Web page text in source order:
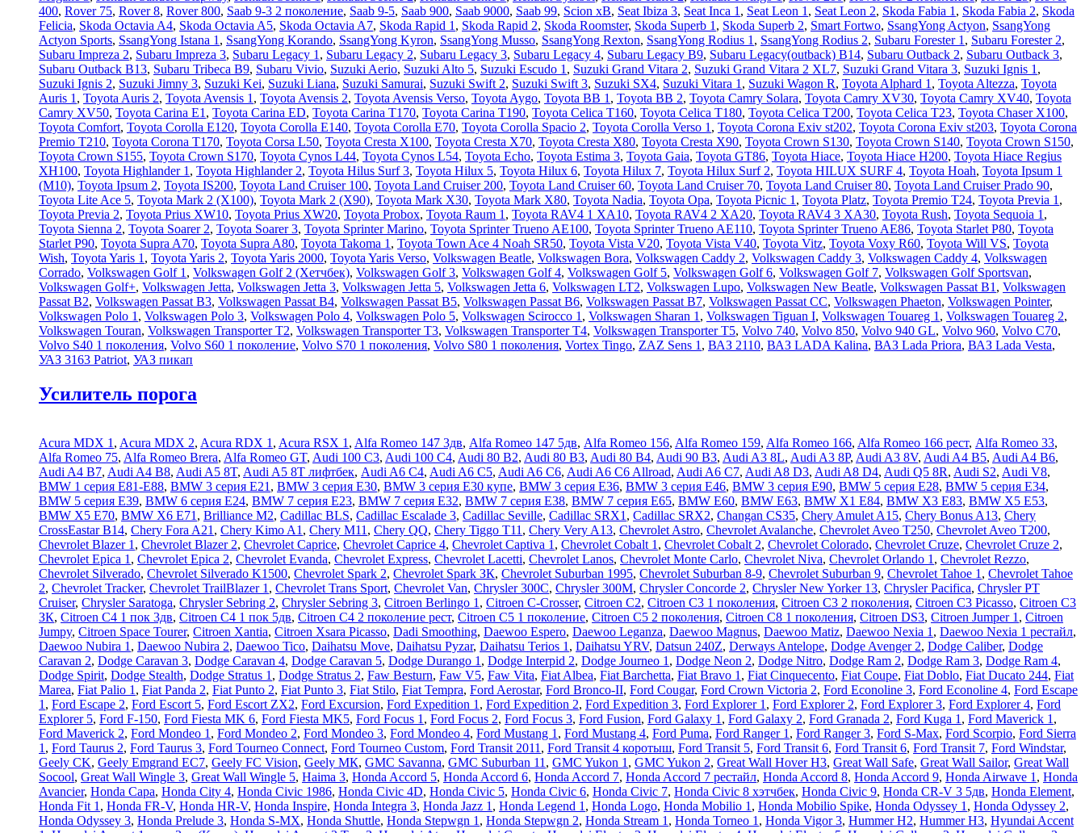
400, Rover 75, Rover 8, Rover 800, Saab 9-3 2 поколение, Saab 9-5, Saab 900, Saab 9000, Saab 99, Scion xB, Seat Ibiza 3, Seat Inca 1 , Seat Leon 1 , Seat Leon 2, Skoda Fabia 1 , Skoda Fabia 2, Skoda
Felicia, Skoda Octavia A4, Skoda Octavia A5, Skoda Octavia A7, Skoda Rapid 1 , Skoda Rapid 2, Skoda Roomster, Skoda Superb 1 , Skoda Superb 2, Smart Fortwo, SsangYong Actyon, SsangYong
Actyon Sports, SsangYong Istana 1 , SsangYong Korando, SsangYong Kyron, SsangYong Musso, SsangYong Rexton, SsangYong Rodius 1 , SsangYong Rodius 2, Subaru Forester 1 , Subaru Forester 2,
Subaru Impreza 2, Subaru Impreza 3, Subaru Legacy 1 , Subaru Legacy 2, Subaru Legacy 3, Subaru Legacy 4, Subaru Legacy B9, Subaru Legacy(outback) B14, Subaru Outback 2, Subaru Outback 3,
Subaru Outback B13, Subaru Tribeca B9, Subaru Vivio, Suzuki Aerio, Suzuki Alto 5, Suzuki Escudo 1 , Suzuki Grand Vitara 2, Suzuki Grand Vitara 2 XL7, Suzuki Grand Vitara 3, Suzuki Ignis 1 ,
Suzuki Ignis 2, Suzuki Jimny 3, Suzuki Kei, Suzuki Liana, Suzuki Samurai, Suzuki Swift 2, Suzuki Swift 3, Suzuki SX4, Suzuki Vitara 1 , Suzuki Wagon R, Toyota Alphard 1 , Toyota Altezza, Toyota
Auris 1 , Toyota Auris 2, Toyota Avensis 1 , Toyota Avensis 2, Toyota Avensis Verso, Toyota Aygo, Toyota BB 1 , Toyota BB 2, Toyota Camry Solara, Toyota Camry XV30, Toyota Camry XV40, Toyota
Camry XV50, Toyota Carina E1 , Toyota Carina ED, Toyota Carina T170, Toyota Carina T190, Toyota Celica T160, Toyota Celica T180, Toyota Celica T200, Toyota Celica T23, Toyota Chaser X100,
Toyota Comfort, Toyota Corolla E120, Toyota Corolla E140, Toyota Corolla E70, Toyota Corolla Spacio 2, Toyota Corolla Verso 1 , Toyota Corona Exiv st202, Toyota Corona Exiv st203, Toyota Corona
Premio T210, Toyota Corona T170, Toyota Corsa L50, Toyota Cresta X100, Toyota Cresta X70, Toyota Cresta X80, Toyota Cresta X90, Toyota Crown S130, Toyota Crown S140, Toyota Crown S150,
Toyota Crown S155, Toyota Crown S170, Toyota Cynos L44, Toyota Cynos L54, Toyota Echo, Toyota Estima 3, Toyota Gaia, Toyota GT86, Toyota Hiace, Toyota Hiace H200, Toyota Hiace Regius
XH100, Toyota Highlander 1 , Toyota Highlander 2, Toyota Hilus Surf 3, Toyota Hilux 5, Toyota Hilux 6, Toyota Hilux 7, Toyota Hilux Surf 2, Toyota HILUX SURF 4, Toyota Hoah, Toyota Ipsum 1
(М10), Toyota Ipsum 2, Toyota IS200, Toyota Land Cruiser 100, Toyota Land Cruiser 200, Toyota Land Cruiser 60, Toyota Land Cruiser 70, Toyota Land Cruiser 80, Toyota Land Cruiser Prado 90,
Toyota Lite Ace 5, Toyota Mark 2 (Х100), Toyota Mark 2 (Х90), Toyota Mark X30, Toyota Mark X80, Toyota Nadia, Toyota Opa, Toyota Picnic 1 , Toyota Platz, Toyota Premio T24, Toyota Previa 1 ,
Toyota Previa 2, Toyota Prius XW10, Toyota Prius XW20, Toyota Probox, Toyota Raum 1 , Toyota RAV4 1 XA10, Toyota RAV4 2 XA20, Toyota RAV4 3 XA30, Toyota Rush, Toyota Sequoia 1 ,
Toyota Sienna 2, Toyota Soarer 2, Toyota Soarer 3, Toyota Sprinter Marino, Toyota Sprinter Trueno AE100, Toyota Sprinter Trueno AE110, Toyota Sprinter Trueno AE86, Toyota Starlet P80, Toyota
Starlet P90, Toyota Supra A70, Toyota Supra A80, Toyota Takoma 1 , Toyota Town Ace 4 Noah SR50, Toyota Vista V20, Toyota Vista V40, Toyota Vitz, Toyota Voxy R60, Toyota Will VS, Toyota
Wish, Toyota Yaris 1 , Toyota Yaris 2, Toyota Yaris 2000, Toyota Yaris Verso, Volkswagen Beatle, Volkswagen Bora, Volkswagen Caddy 2, Volkswagen Caddy 3, Volkswagen Caddy 4, Volkswagen
Corrado, Volkswagen Golf 1 , Volkswagen Golf 2 (Хетчбек), Volkswagen Golf 3, Volkswagen Golf 4, Volkswagen Golf 5, Volkswagen Golf 6, Volkswagen Golf 7, Volkswagen Golf Sportsvan,
Volkswagen Golf+, Volkswagen Jetta, Volkswagen Jetta 3, Volkswagen Jetta 5, Volkswagen Jetta 6, Volkswagen LT2, Volkswagen Lupo, Volkswagen New Beatle, Volkswagen Passat B1 , Volkswagen
Passat B2, Volkswagen Passat B3, Volkswagen Passat B4, Volkswagen Passat B5, Volkswagen Passat B6, Volkswagen Passat B7, Volkswagen Passat CC, Volkswagen Phaeton, Volkswagen Pointer,
Volkswagen Polo 1 , Volkswagen Polo 3, Volkswagen Polo 4, Volkswagen Polo 5, Volkswagen Scirocco 1 , Volkswagen Sharan 1 , Volkswagen Tiguan I, Volkswagen Touareg 1 , Volkswagen Touareg 2,
Volkswagen Touran, Volkswagen Transporter T2, Volkswagen Transporter T3, Volkswagen Transporter T4, Volkswagen Transporter T5, Volvo 740, Volvo 850, Volvo 940 GL, Volvo 960, Volvo C70,
Volvo S40 1 поколения, Volvo S60 1 поколение, Volvo S70 1 поколения, Volvo S80 1 поколения, Vortex Tingo, ZAZ Sens 1 , ВАЗ 2110, ВАЗ LADA Kalina, ВАЗ Lada Priora, ВАЗ Lada Vesta,
УАЗ 3163 Patriot, УАЗ пикап
Усилитель порога
Acura MDX 1 , Acura MDX 2, Acura RDX 1 , Acura RSX 1 , Alfa Romeo 147 3дв, Alfa Romeo 147 5дв, Alfa Romeo 156, Alfa Romeo 159, Alfa Romeo 166, Alfa Romeo 166 рест, Alfa Romeo 33,
Alfa Romeo 75, Alfa Romeo Brera, Alfa Romeo GT, Audi 100 C3, Audi 100 C4, Audi 80 B2, Audi 80 B3, Audi 80 B4, Audi 90 B3, Audi A3 8L, Audi A3 8P, Audi A3 8V, Audi A4 B5, Audi A4 B6,
Audi A4 B7, Audi A4 B8, Audi A5 8T, Audi A5 8T лифтбек, Audi A6 C4, Audi A6 C5, Audi A6 C6, Audi A6 C6 Allroad, Audi A6 C7, Audi A8 D3, Audi A8 D4, Audi Q5 8R, Audi S2, Audi V8,
BMW 1 серия E81-E88, BMW 3 серия E21 , BMW 3 серия E30, BMW 3 серия E30 купе, BMW 3 серия E36, BMW 3 серия E46, BMW 3 серия E90, BMW 5 серия E28, BMW 5 серия E34,
BMW 5 серия E39, BMW 6 серия E24, BMW 7 серия E23, BMW 7 серия E32, BMW 7 серия E38, BMW 7 серия E65, BMW E60, BMW E63, BMW X1 E84, BMW X3 E83, BMW X5 E53,
BMW X5 E70, BMW X6 E71 , Brilliance M2, Cadillac BLS, Cadillac Escalade 3, Cadillac Seville, Cadillac SRX1 , Cadillac SRX2, Changan CS35, Chery Amulet A15, Chery Bonus A13, Chery
CrossEastar B14, Chery Fora A21 , Chery Kimo A1 , Chery M11 , Chery QQ, Chery Tiggo T11 , Chery Very A13, Chevrolet Astro, Chevrolet Avalanche, Chevrolet Aveo T250, Chevrolet Aveo Т200,
Chevrolet Blazer 1 , Chevrolet Blazer 2, Chevrolet Caprice, Chevrolet Caprice 4, Chevrolet Captiva 1 , Chevrolet Cobalt 1 , Chevrolet Cobalt 2, Chevrolet Colorado, Chevrolet Cruze, Chevrolet Cruze 2,
Chevrolet Epica 1 , Chevrolet Epica 2, Chevrolet Evanda, Chevrolet Express, Chevrolet Lacetti, Chevrolet Lanos, Chevrolet Monte Carlo, Chevrolet Niva, Chevrolet Orlando 1 , Chevrolet Rezzo,
Chevrolet Silverado, Chevrolet Silverado K1500, Chevrolet Spark 2, Chevrolet Spark ЗК, Chevrolet Suburban 1995, Chevrolet Suburban 8-9, Chevrolet Suburban 9, Chevrolet Tahoe 1 , Chevrolet Tahoe
2, Chevrolet Tracker, Chevrolet TrailBlazer 1 , Chevrolet Trans Sport, Chevrolet Van, Chrysler 300C, Chrysler 300M, Chrysler Concorde 2, Chrysler New Yorker 13, Chrysler Pacifica, Chrysler PT
Cruiser, Chrysler Saratoga, Chrysler Sebring 2, Chrysler Sebring 3, Citroen Berlingo 1 , Citroen C-Crosser, Citroen C2, Citroen C3 1 поколения, Citroen C3 2 поколения, Citroen C3 Picasso, Citroen C3
ЗК, Citroen C4 1 пок 3дв, Citroen C4 1 пок 5дв, Citroen C4 2 поколение рест, Citroen C5 1 поколение, Citroen C5 2 поколения, Citroen C8 1 поколения, Citroen DS3, Citroen Jumper 1 , Citroen
Jumpy, Citroen Space Tourer, Citroen Xantia, Citroen Xsara Picasso, Dadi Smoothing, Daewoo Espero, Daewoo Leganza, Daewoo Magnus, Daewoo Matiz, Daewoo Nexia 1 , Daewoo Nexia 1 рестайл,
Daewoo Nubira 1 , Daewoo Nubira 2, Daewoo Tico, Daihatsu Move, Daihatsu Pyzar, Daihatsu Terios 1 , Daihatsu YRV, Datsun 240Z, Derways Antelope, Dodge Avenger 2, Dodge Caliber, Dodge
Caravan 2, Dodge Caravan 3, Dodge Caravan 4, Dodge Caravan 5, Dodge Durango 1 , Dodge Interpid 2, Dodge Journeo 1 , Dodge Neon 2, Dodge Nitro, Dodge Ram 2, Dodge Ram 3, Dodge Ram 4,
Dodge Spirit, Dodge Stealth, Dodge Stratus 1 , Dodge Stratus 2, Faw Besturn, Faw V5, Faw Vita, Fiat Albea, Fiat Barchetta, Fiat Bravo 1 , Fiat Cinquecento, Fiat Coupe, Fiat Doblo, Fiat Ducato 244, Fiat
Marea, Fiat Palio 1 , Fiat Panda 2, Fiat Punto 2, Fiat Punto 3, Fiat Stilo, Fiat Tempra, Ford Aerostar, Ford Bronco-II, Ford Cougar, Ford Crown Victoria 2, Ford Econoline 3, Ford Econoline 4, Ford Escape
1 , Ford Escape 2, Ford Escort 5, Ford Escort ZX2, Ford Excursion, Ford Expedition 1 , Ford Expedition 2, Ford Expedition 3, Ford Explorer 1 , Ford Explorer 2, Ford Explorer 3, Ford Explorer 4, Ford
Explorer 5, Ford F-150, Ford Fiesta MK 6, Ford Fiesta MK5, Ford Focus 1 , Ford Focus 2, Ford Focus 3, Ford Fusion, Ford Galaxy 1 , Ford Galaxy 2, Ford Granada 2, Ford Kuga 1 , Ford Maverick 1 ,
Ford Maverick 2, Ford Mondeo 1 , Ford Mondeo 2, Ford Mondeo 3, Ford Mondeo 4, Ford Mustang 1 , Ford Mustang 4, Ford Puma, Ford Ranger 1 , Ford Ranger 3, Ford S-Max, Ford Scorpio, Ford Sierra
1 , Ford Taurus 2, Ford Taurus 3, Ford Tourneo Connect, Ford Tourneo Custom, Ford Transit 2011 , Ford Transit 4 коротыш, Ford Transit 5, Ford Transit 6, Ford Transit 6, Ford Transit 7, Ford Windstar,
Geely CK, Geely Emgrand EC7, Geely FC Vision, Geely МК, GMC Savanna, GMC Suburban 11 , GMC Yukon 1 , GMC Yukon 2, Great Wall Hover H3, Great Wall Safe, Great Wall Sailor, Great Wall
Socool, Great Wall Wingle 3, Great Wall Wingle 5, Haima 3, Honda Accord 5, Honda Accord 6, Honda Accord 7, Honda Accord 7 рестайл, Honda Accord 8, Honda Accord 9, Honda Airwave 1 , Honda
Avancier, Honda Capa, Honda City 4, Honda Civic 1986, Honda Civic 4D, Honda Civic 5, Honda Civic 6, Honda Civic 7, Honda Civic 8 хэтчбек, Honda Civic 9, Honda CR-V 3 5дв, Honda Element,
Honda Fit 1 , Honda FR-V, Honda HR-V, Honda Inspire, Honda Integra 3, Honda Jazz 1 , Honda Legend 1 , Honda Logo, Honda Mobilio 1 , Honda Mobilio Spike, Honda Odyssey 1 , Honda Odyssey 2,
Honda Odyssey 3, Honda Prelude 3, Honda S-MX, Honda Shuttle, Honda Stepwgn 1 , Honda Stepwgn 2, Honda Stream 1 , Honda Torneo 1 , Honda Vigor 3, Hummer H2, Hummer H3, Hyundai Accent